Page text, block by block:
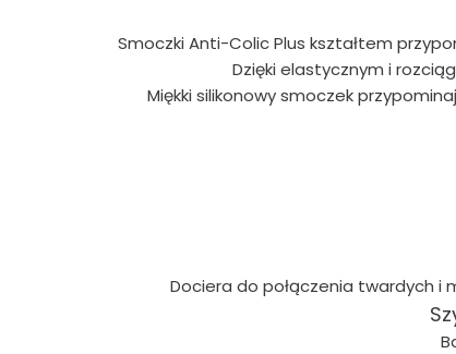
Smoczki Anti-Colic Plus kształtem
Dzięki elastycznym i
Miękki silikonowy smoczek
Dociera do połączenia twardych i